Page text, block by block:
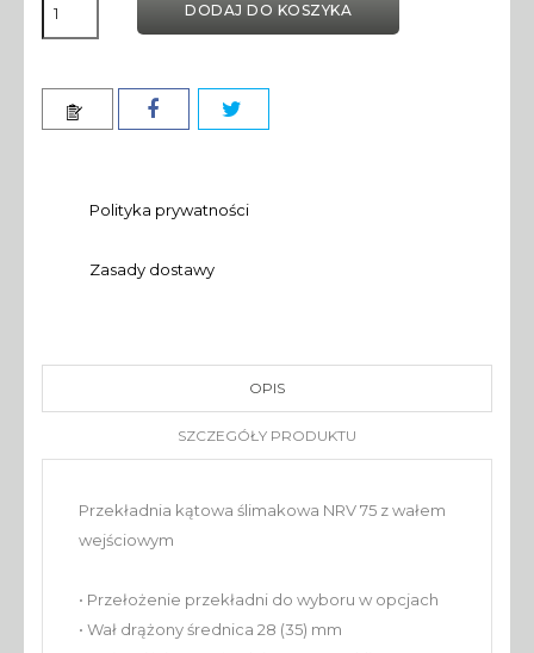
DODAJ DO KOSZYKA
Polityka prywatności
Zasady dostawy
OPIS
SZCZEGÓŁY PRODUKTU
Przekładnia kątowa ślimakowa NRV 75 z wałem
wejściowym
• Przełożenie przekładni do wyboru w opcjach
• Wał drążony średnica 28 (35) mm